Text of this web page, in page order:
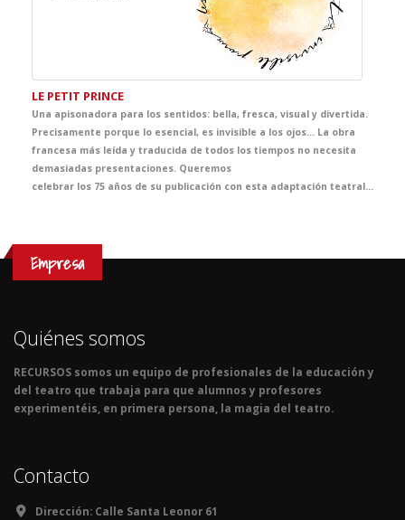
LE PETIT PRINCE
Una apisonadora para los sentidos: bella, fresca, visual y divertida.
Precisamente porque lo esencial, es invisible a los ojos... La obra
francesa más leída y traducida de todos los tiempos no necesita
demasiadas presentaciones. Queremos
celebrar los 75 años de su publicación con esta adaptación teatral pensada especialmente para los estudiantes más jóvenes de Francés. Un espectáculo con un texto aparentemente sencillo lleno de verdades implacables que se quedarán grabadas para siempre. Una puesta en escena muy cuidada que recrea con maestría y de forma muy visual la fuerza de un discurso genial.
Empresa
Quiénes somos
RECURSOS somos un equipo de profesionales de la educación y
del teatro que trabaja para que alumnos y profesores
experimentéis, en primera persona, la magia del teatro.
Contacto
Dirección: Calle Santa Leonor 61